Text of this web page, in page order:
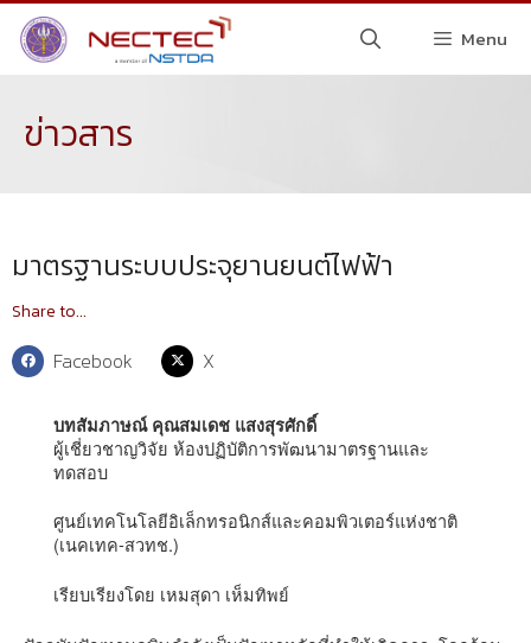
Menu
ข่าวสาร
มาตรฐานระบบประจุยานยนต์ไฟฟ้า
Share to...
Facebook X
บทสัมภาษณ์ คุณสมเดช แสงสุรศักดิ์
ผู้เชี่ยวชาญวิจัย ห้องปฏิบัติการพัฒนามาตรฐานและ
ทดสอบ
ศูนย์เทคโนโลยีอิเล็กทรอนิกส์และคอมพิวเตอร์แห่งชาติ
(เนคเทค-สวทช.)
เรียบเรียงโดย เหมสุดา เห็มทิพย์